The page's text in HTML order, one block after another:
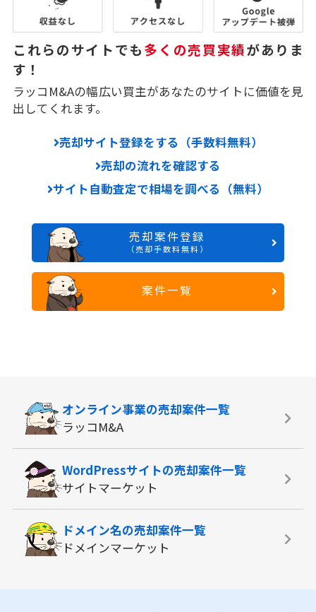
これらのサイトでも多くの売買実績がありま
す！
ラッコM&Aの幅広い買主があなたのサイトに価値を見
出してくれます。
売却サイト登録をする（手数料無料）
売却の流れを確認する
サイト自動査定で相場を調べる（無料）
売却案件登録
（売却手数料無料）
案件一覧
オンライン事業の売却案件一覧
ラッコM&A
WordPressサイトの売却案件一覧
サイトマーケット
ドメイン名の売却案件一覧
ドメインマーケット